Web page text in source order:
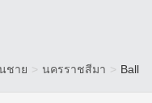
ชาย > นครราชสีมา > Ball